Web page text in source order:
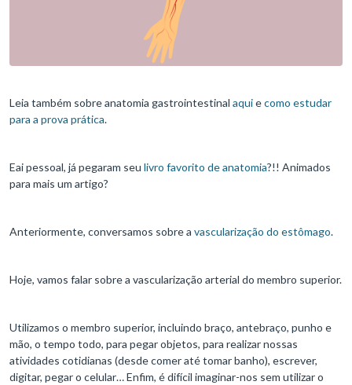
Leia também sobre anatomia gastrointestinal aquiecomo estudar
para a prova prática.
Eai pessoal, já pegaram seu livro favorito de anatomia?!! Animados
para mais um artigo?
Anteriormente, conversamos sobre a vascularização do estômago.
Hoje, vamos falar sobre a vascularização arterial do membro superior.
Utilizamos o membro superior, incluindo braço, antebraço, punho e
mão, o tempo todo, para pegar objetos, para realizar nossas
atividades cotidianas (desde comer até tomar banho), escrever,
digitar, pegar o celular… Enfim, é difícil imaginar-nos sem utilizar o